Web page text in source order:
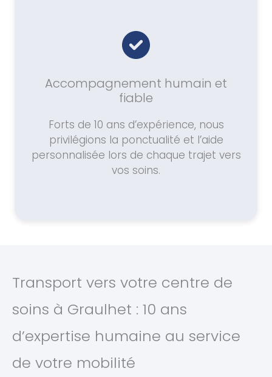
Accompagnement humain et
fiable
Forts de 10 ans d’expérience, nous
privilégions la ponctualité et l’aide
personnalisée lors de chaque trajet vers
vos soins.
Transport vers votre centre de
soins à Graulhet : 10 ans
d’expertise humaine au service
de votre mobilité